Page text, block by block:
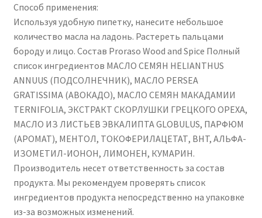
Способ применения:
Используя удобную пипетку, нанесите небольшое
количество масла на ладонь. Растереть пальцами
бороду и лицо. Состав Proraso Wood and Spice Полный
список ингредиентов МАСЛО СЕМЯН HELIANTHUS
ANNUUS (ПОДСОЛНЕЧНИК), МАСЛО PERSEA
GRATISSIMA (АВОКАДО), МАСЛО СЕМЯН МАКАДАМИИ
TERNIFOLIA, ЭКСТРАКТ СКОРЛУШКИ ГРЕЦКОГО ОРЕХА,
МАСЛО ИЗ ЛИСТЬЕВ ЭВКАЛИПТА GLOBULUS, ПАРФЮМ
(АРОМАТ), МЕНТОЛ, ТОКОФЕРИЛАЦЕТАТ, BHT, АЛЬФА-
ИЗОМЕТИЛ-ИОНОН, ЛИМОНЕН, КУМАРИН.
Производитель несет ответственность за состав
продукта. Мы рекомендуем проверять список
ингредиентов продукта непосредственно на упаковке
из-за возможных изменений.